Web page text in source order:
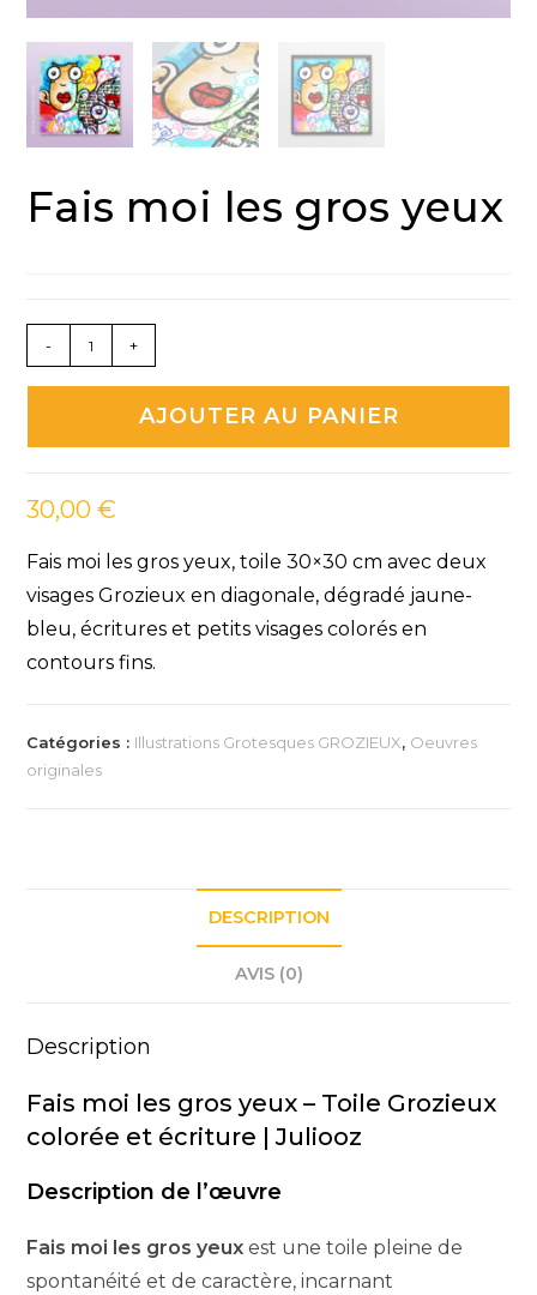
Fais moi les gros yeux
quantité
de
yeux
- +
AJOUTER AU PANIER
30,00€
Fais moi les gros yeux, toile 30×30 cm avec deux
visages Grozieux en diagonale, dégradé jaune-
bleu, écritures et petits visages colorés en
contours fins.
Catégories : Illustrations Grotesques GROZIEUX, Oeuvres
originales
DESCRIPTION
AVIS (0)
Description
Fais moi les gros yeux – Toile Grozieux
colorée et écriture | Juliooz
Description de l’œuvre
Fais moi les gros yeux est une toile pleine de
spontanéité et de caractère, incarnant